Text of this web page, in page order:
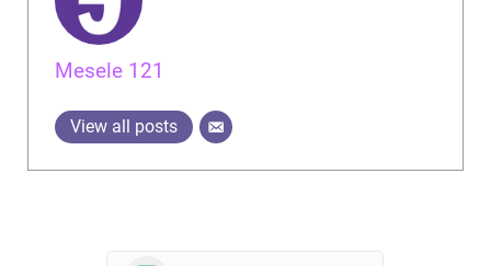
Mesele 121
View all posts